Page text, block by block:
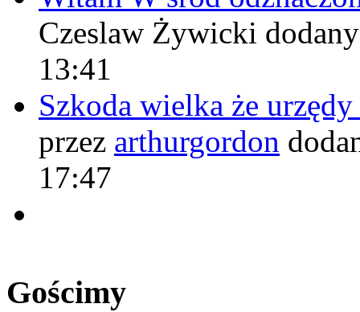
Czeslaw Żywicki
13:41
Szkoda wielka że
przez arthurgordon
17:47
Gościmy